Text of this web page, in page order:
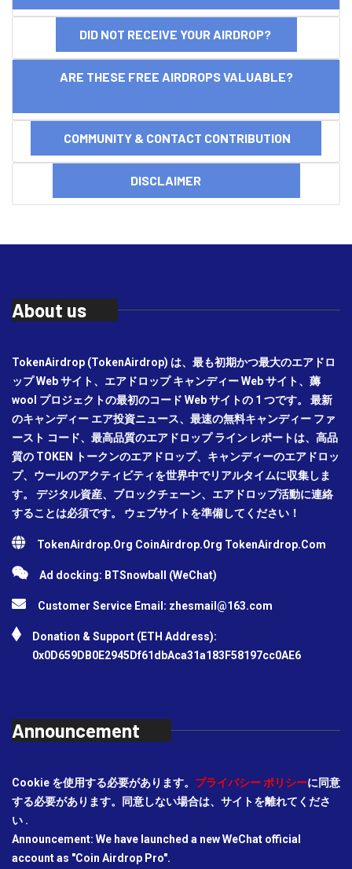
DID NOT RECEIVE YOUR AIRDROP?
ARE THESE FREE AIRDROPS VALUABLE?
COMMUNITY & CONTACT CONTRIBUTION
DISCLAIMER
About us
TokenAirdrop (TokenAirdrop) は、最も初期かつ最大のエアドロ
ップ Web サイト、エアドロップ キャンディー Web サイト、薅
wool プロジェクトの最初のコード Web サイトの 1 つです。 最新
のキャンディー エア投資ニュース、最速の無料キャンディー ファ
ースト コード、最高品質のエアドロップ ライン レポートは、高品
質の TOKEN トークンのエアドロップ、キャンディーのエアドロッ
プ、ウールのアクティビティを世界中でリアルタイムに収集しま
す。 デジタル資産、ブロックチェーン、エアドロップ活動に連絡
することは必須です。 ウェブサイトを準備してください！
TokenAirdrop.Org CoinAirdrop.Org TokenAirdrop.Com
Ad docking: BTSnowball (WeChat)
Customer Service Email: zhesmail@163.com
Donation & Support (ETH Address):
0x0D659DB0E2945Df61dbAca31a183F58197cc0AE6
Announcement
Cookie を使用する必要があります。 プライバシー ポリシーに同意
する必要があります。同意しない場合は、サイトを離れてくださ
い .
Announcement: We have launched a new WeChat official
account as "Coin Airdrop Pro".